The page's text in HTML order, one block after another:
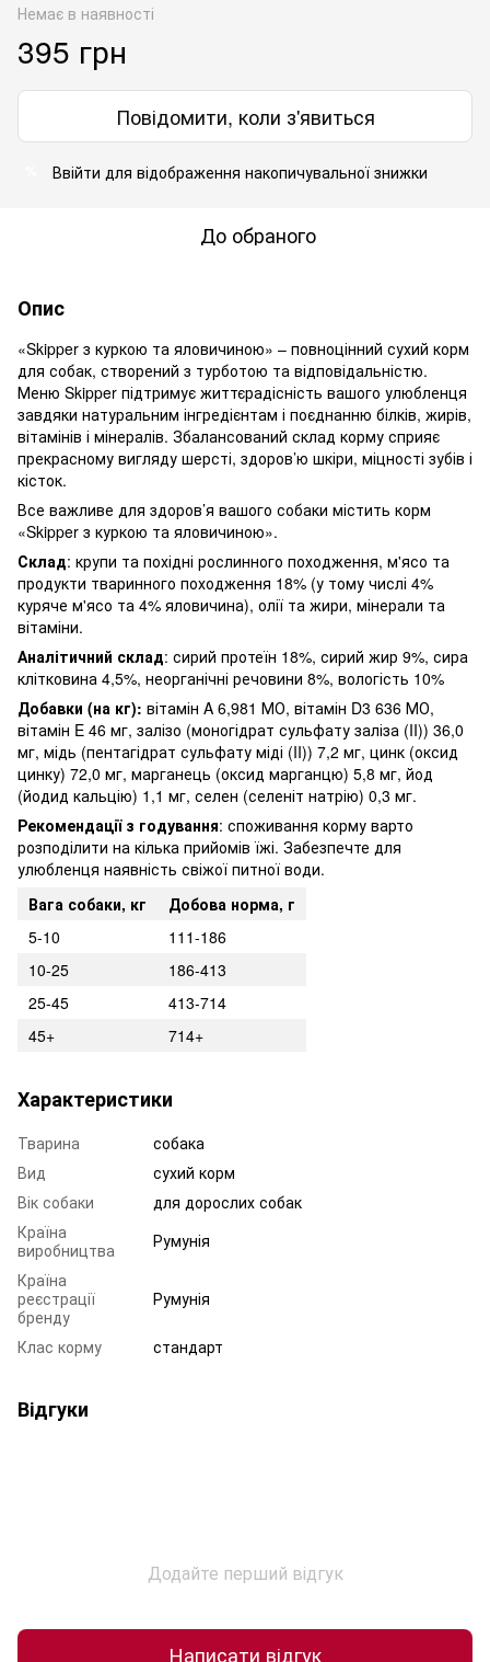
Немає в наявності
395 грн
Повідомити, коли з'явиться
Ввійти для відображення накопичувальної знижки
До обраного
Опис
«Skipper з куркою та яловичиною» – повноцінний сухий корм
для собак, створений з турботою та відповідальністю.
Меню Skipper підтримує життєрадісність вашого улюбленця
завдяки натуральним інгредієнтам і поєднанню білків, жирів,
вітамінів і мінералів. Збалансований склад корму сприяє
прекрасному вигляду шерсті, здоров’ю шкіри, міцності зубів і
кісток.
Все важливе для здоров’я вашого собаки містить корм
«Skipper з куркою та яловичиною».
Склад: крупи та похідні рослинного походження, м'ясо та
продукти тваринного походження 18% (у тому числі 4%
куряче м'ясо та 4% яловичина), олії та жири, мінерали та
вітаміни.
Аналітичний склад: сирий протеїн 18%, сирий жир 9%, сира
клітковина 4,5%, неорганічні речовини 8%, вологість 10%
Добавки (на кг): вітамін A 6,981 МО, вітамін D3 636 МО,
вітамін E 46 мг, залізо (моногідрат сульфату заліза (II)) 36,0
мг, мідь (пентагідрат сульфату міді (II)) 7,2 мг, цинк (оксид
цинку) 72,0 мг, марганець (оксид марганцю) 5,8 мг, йод
(йодид кальцію) 1,1 мг, селен (селеніт натрію) 0,3 мг.
Рекомендації з годування: споживання корму варто
розподілити на кілька прийомів їжі. Забезпечте для
улюбленця наявність свіжої питної води.
Вага собаки, кг
Добова норма, г
5-10
111-186
10-25
186-413
25-45
413-714
45+
714+
Характеристики
Тварина
собака
Вид
сухий корм
Вік собаки
для дорослих собак
Країна
виробництва
Румунія
Країна
реєстрації
бренду
Румунія
Клас корму стандарт
Відгуки
Додайте перший відгук
Написати відгук